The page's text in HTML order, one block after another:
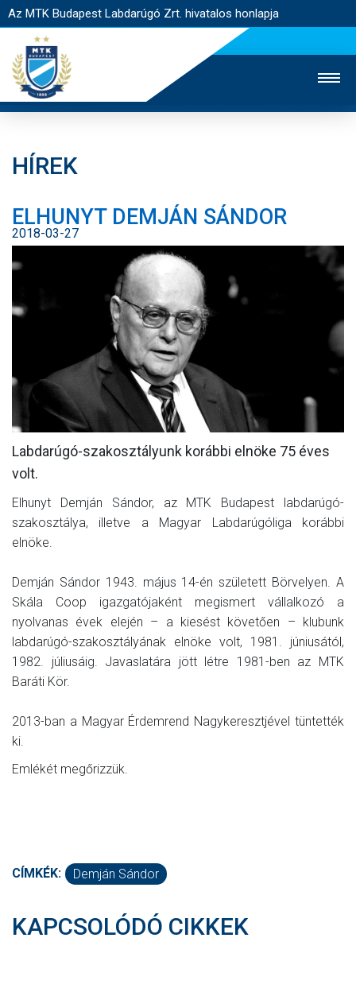
Az MTK Budapest Labdarúgó Zrt. hivatalos honlapja
JEGYÉRTÉKESÍTÉS
WEBSHOP
STADION
EGYESÜLET
KAPCSOLAT
NYITÓLAP
HÍREK
CSAPATOK
MÉRKŐZÉSEK
KLUB
GALÉRIA
AKKREDITÁCIÓ
HÍREK
ELHUNYT DEMJÁN SÁNDOR
2018-03-27
Labdarúgó-szakosztályunk korábbi elnöke 75 éves
volt.
Elhunyt Demján Sándor, az MTK Budapest labdarúgó-
szakosztálya, illetve a Magyar Labdarúgóliga korábbi
elnöke.
Demján Sándor 1943. május 14-én született Börvelyen. A
Skála Coop igazgatójaként megismert vállalkozó a
nyolvanas évek elején – a kiesést követően – klubunk
labdarúgó-szakosztályának elnöke volt, 1981. júniusától,
1982. júliusáig. Javaslatára jött létre 1981-ben az MTK
Baráti Kör.
2013-ban a Magyar Érdemrend Nagykeresztjével tüntették
ki.
Emlékét megőrizzük.
CÍMKÉK: Demján Sándor
KAPCSOLÓDÓ CIKKEK